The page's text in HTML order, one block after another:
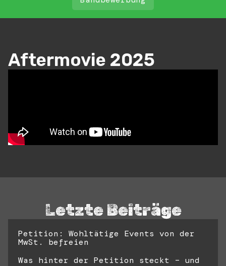
Aftermovie 2025
Letzte Beiträge
Petition: Wohltätige Events von der
MwSt. befreien
Was hinter der Petition steckt – und